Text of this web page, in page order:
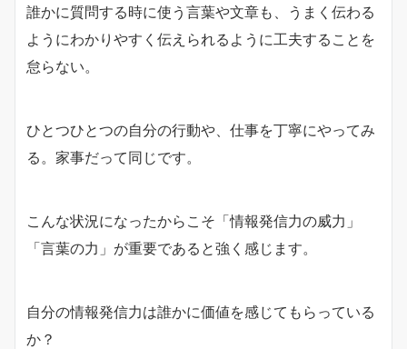
誰かに質問する時に使う言葉や文章も、うまく伝わる
ようにわかりやすく伝えられるように工夫することを
怠らない。
ひとつひとつの自分の行動や、仕事を丁寧にやってみ
る。家事だって同じです。
こんな状況になったからこそ「情報発信力の威力」
「言葉の力」が重要であると強く感じます。
自分の情報発信力は誰かに価値を感じてもらっている
か？